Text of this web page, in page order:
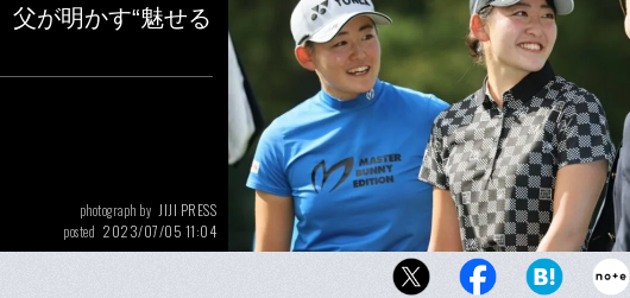
が明かす“魅せる
photograph by JIJI PRESS
posted 2023/07/05 11:04
今季は姉妹で優勝争いを演じるなど話題の中心にいる岩井